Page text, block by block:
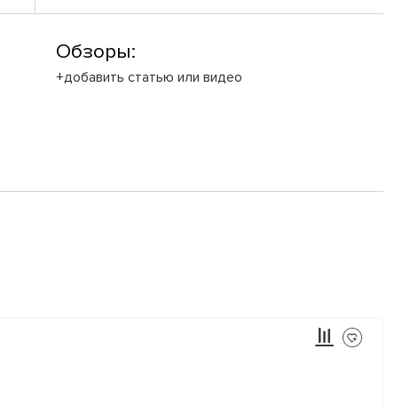
Обзоры:
+добавить статью или видео